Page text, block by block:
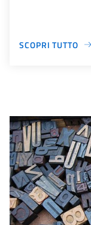
SCOPRI TUTTO